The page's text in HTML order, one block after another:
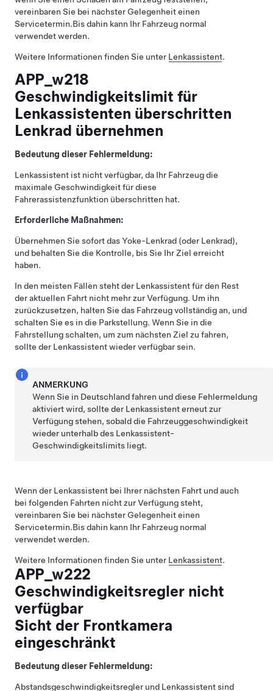
vereinbaren Sie bei nächster Gelegenheit einen
Servicetermin.Bis dahin kann Ihr Fahrzeug normal
verwendet werden.
Weitere Informationen finden Sie unter Lenkassistent.
APP_w218
Geschwindigkeitslimit für
Lenkassistenten überschritten
Lenkrad übernehmen
Bedeutung dieser Fehlermeldung:
Lenkassistent ist nicht verfügbar, da Ihr Fahrzeug die
maximale Geschwindigkeit für diese
Fahrerassistenzfunktion überschritten hat.
Erforderliche Maßnahmen:
Übernehmen Sie sofort dasYoke-Lenkrad (oder Lenkrad),
und behalten Sie die Kontrolle, bis Sie Ihr Ziel erreicht
haben.
In den meisten Fällen steht der Lenkassistentfür den Rest
der aktuellen Fahrt nicht mehr zur Verfügung. Um ihn
zurückzusetzen, halten Sie das Fahrzeug vollständig an, und
schalten Sie es in die Parkstellung. Wenn Sie in die
Fahrstellung schalten, um zum nächsten Ziel zu fahren,
sollte der Lenkassistentwieder verfügbar sein.
ANMERKUNG
Wenn Sie in Deutschland fahren und diese Fehlermeldung
aktiviert wird, sollte der Lenkassistenterneut zur
Verfügung stehen, sobald die Fahrzeuggeschwindigkeit
wieder unterhalb des Lenkassistent-
Geschwindigkeitslimits liegt.
Wenn der Lenkassistent bei Ihrer nächsten Fahrt und auch
bei folgenden Fahrten nicht zur Verfügung steht,
vereinbaren Sie bei nächster Gelegenheit einen
Servicetermin.Bis dahin kann Ihr Fahrzeug normal
verwendet werden.
Weitere Informationen finden Sie unter Lenkassistent.
APP_w222
Geschwindigkeitsregler nicht
verfügbar
Sicht der Frontkamera
eingeschränkt
Bedeutung dieser Fehlermeldung:
Abstandsgeschwindigkeitsregler und Lenkassistentsind